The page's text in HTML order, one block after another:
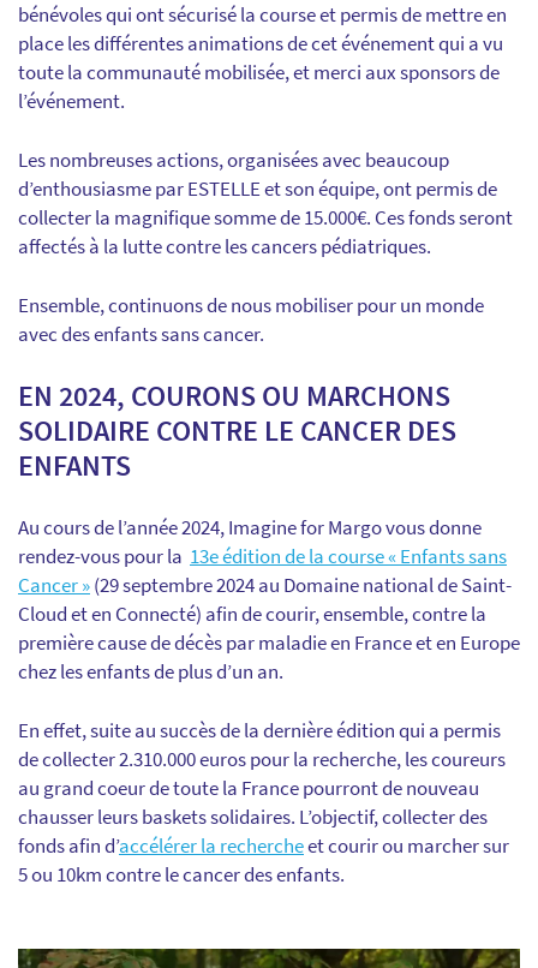
bénévoles qui ont sécurisé la course et permis de mettre en
place les différentes animations de cet événement qui a vu
toute la communauté mobilisée, et merci aux sponsors de
l’événement.
Les nombreuses actions, organisées avec beaucoup
d’enthousiasme par ESTELLE et son équipe, ont permis de
collecter la magnifique somme de 15.000€. Ces fonds seront
affectés à la lutte contre les cancers pédiatriques.
Ensemble, continuons de nous mobiliser pour un monde
avec des enfants sans cancer.
EN 2024, COURONS OU MARCHONS
SOLIDAIRE CONTRE LE CANCER DES
ENFANTS
Au cours de l’année 2024, Imagine for Margo vous donne
rendez-vous pour la 13e édition de la course « Enfants sans
Cancer »(29 septembre 2024 au Domaine national de Saint-
Cloud et en Connecté) afin de courir, ensemble, contre la
première cause de décès par maladie en France et en Europe
chez les enfants de plus d’un an.
En effet, suite au succès de la dernière édition qui a permis
de collecter 2.310.000 euros pour la recherche, les coureurs
au grand coeur de toute la France pourront de nouveau
chausser leurs baskets solidaires. L’objectif, collecter des
fonds afin d’accélérer la rechercheet courir ou marcher sur
5 ou 10km contre le cancer des enfants.